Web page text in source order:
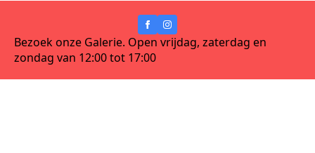
Bezoek onze Galerie. Open vrijdag, zaterdag en
zondag van 12:00 tot 17:00